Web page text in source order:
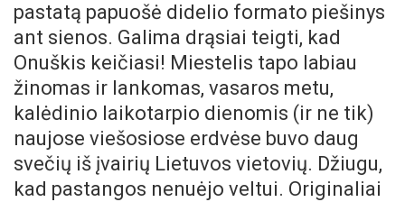
pastatą papuošė didelio formato piešinys
ant sienos. Galima drąsiai teigti, kad
Onuškis keičiasi! Miestelis tapo labiau
žinomas ir lankomas, vasaros metu,
kalėdinio laikotarpio dienomis (ir ne tik)
naujose viešosiose erdvėse buvo daug
svečių iš įvairių Lietuvos vietovių. Džiugu,
kad pastangos nenuėjo veltui. Originaliai